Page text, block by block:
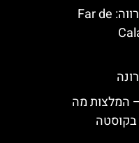
המגדלור של קוסטה ברווה: ‪‪Far de
– המלצות מה
2 ימים בקוסטה